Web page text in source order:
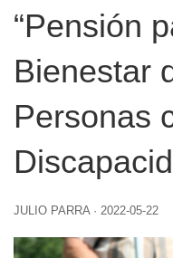
“Pensión
Bienestar
Personas
JULIO PARRA · 2022-05-22